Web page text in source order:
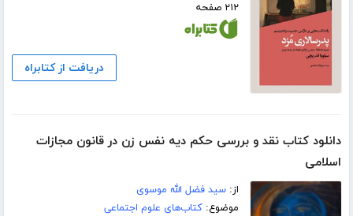
۲۱۲ صفحه
دریافت از کتابراه
دانلود کتاب نقد و بررسی حکم دیه نفس زن در قانون مجازات
اسلامی
از:سید فضل الله موسوی
موضوع:کتاب‌های علوم اجتماعی